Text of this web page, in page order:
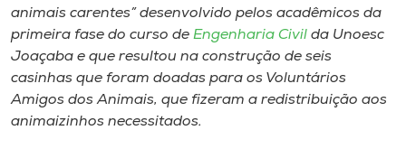
o idioma
animais carentes” desenvolvido pelos acadêmicos da
primeira fase do curso de Engenharia Civil da Unoesc
Joaçaba e que resultou na construção de seis
casinhas que foram doadas para os Voluntários
Amigos dos Animais, que fizeram a redistribuição aos
animaizinhos necessitados.